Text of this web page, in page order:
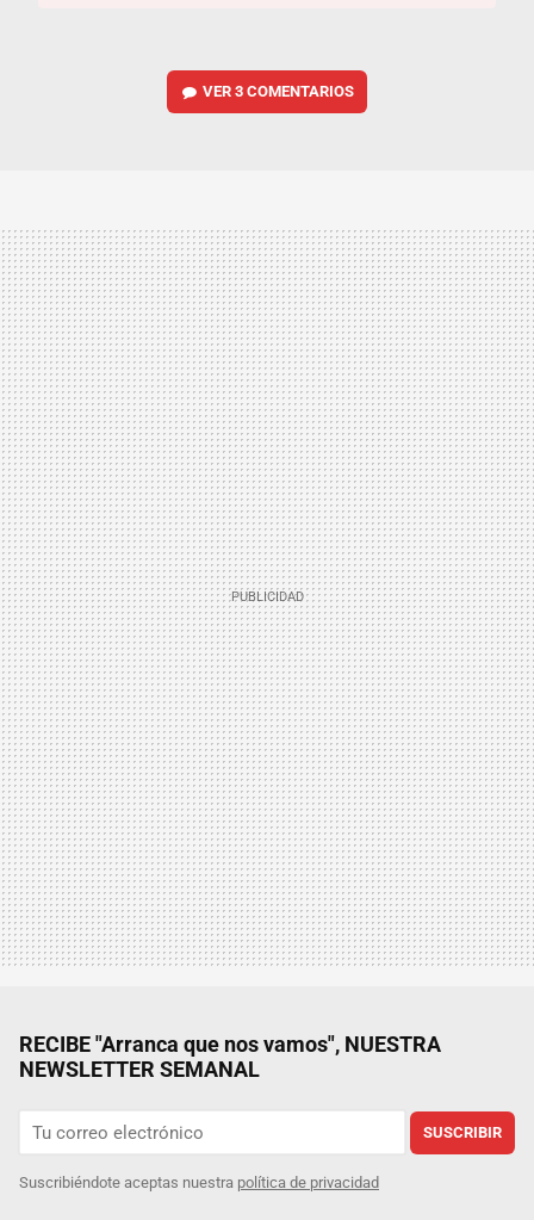
VER3 COMENTARIOS
RECIBE "Arranca que nos vamos", NUESTRA
NEWSLETTER SEMANAL
SUSCRIBIR
Suscribiéndote aceptas nuestra política de privacidad